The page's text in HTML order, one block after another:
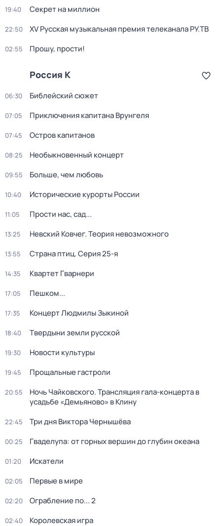
19:40 Секрет на миллион
22:50 XV Русская музыкальная премия телеканала РУ.ТВ
02:55 Прошу, прости!
Россия К
06:30 Библейский сюжет
07:05 Приключения капитана Врунгеля
07:45 Остров капитанов
08:25 Необыкновенный концерт
09:55 Больше, чем любовь
10:40 Исторические курорты России
11:05 Прости нас, сад...
13:25 Невский Ковчег. Теория невозможного
13:55 Страна птиц. Серия 25-я
14:35 Квартет Гварнери
17:05 Пешком...
17:35 Концерт Людмилы Зыкиной
18:40 Твердыни земли русской
19:30 Новости культуры
19:45 Прощальные гастроли
20:55
Ночь Чайковского. Трансляция гала-концерта в
усадьбе «Демьяново» в Клину
22:45 Три дня Виктора Чернышёва
00:25 Гваделупа: от горных вершин до глубин океана
01:20 Искатели
02:05 Первые в мире
02:20 Ограбление по... 2
02:40 Королевская игра